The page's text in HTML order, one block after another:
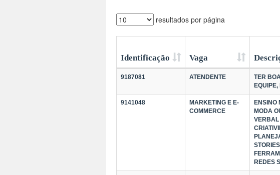
resultados por página
Identificação Vaga
9187081 ATENDENTE
TER
9141048
MARKETING E E-
COMMERCE
ENSINO
MODA
VERBAL
REDES